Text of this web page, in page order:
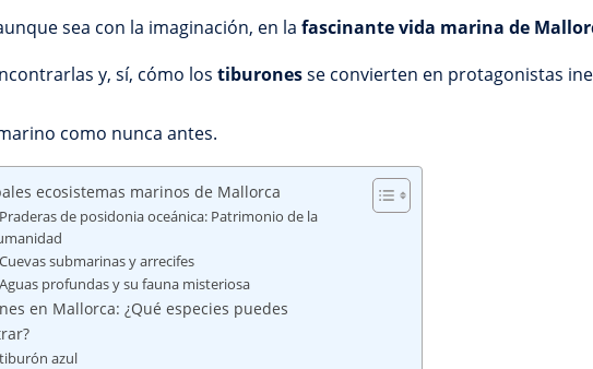
sea con la imaginación, en la fascinante vida marina de
y, sí, cómo los tiburonesse convierten en protagonistas
como nunca antes.
ecosistemas marinos de Mallorca
de posidonia oceánica: Patrimonio de la
submarinas y arrecifes
profundas y su fauna misteriosa
en Mallorca: ¿Qué especies puedes
azul